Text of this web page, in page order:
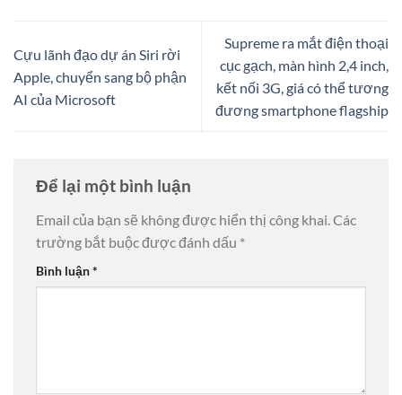
Cựu lãnh đạo dự án Siri rời
Apple, chuyển sang bộ phận
AI của Microsoft
Supreme ra mắt điện thoại
cục gạch, màn hình 2,4 inch,
kết nối 3G, giá có thể tương
đương smartphone flagship
Để lại một bình luận
Email của bạn sẽ không được hiển thị công khai.Các
trường bắt buộc được đánh dấu *
Bình luận*